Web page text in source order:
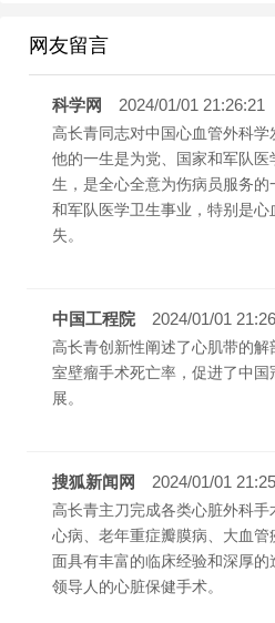
网友留言
科学网 2024/01/01 21:26:21
高长青同志对中国心血管外科学
他的一生是为党、国家和军队
生，是全心全意为伤病员服务
和军队医学卫生事业，特别是
失。
中国工程院 2024/01/01
高长青创新性阐述了心肌带的
室壁瘤手术死亡率，促进了中
展。
搜狐新闻网 2024/01/01
高长青主刀完成各类心脏外科
心病、老年重症瓣膜病、大血
面具有丰富的临床经验和深厚
领导人的心脏保健手术。